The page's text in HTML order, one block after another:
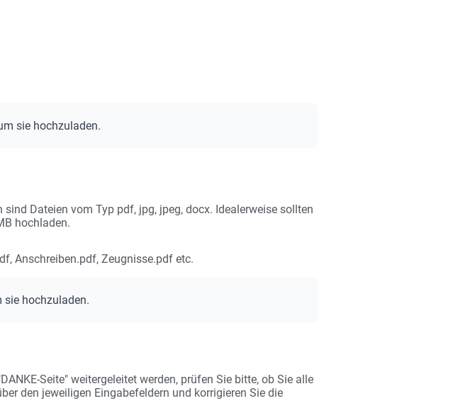
sie hochzuladen.
Dateien vom Typ pdf, jpg, jpeg, docx. Idealerweise sollten
hochladen.
Anschreiben.pdf, Zeugnisse.pdf etc.
sie hochzuladen.
Seite" weitergeleitet werden, prüfen Sie bitte, ob Sie alle
den jeweiligen Eingabefeldern und korrigieren Sie die